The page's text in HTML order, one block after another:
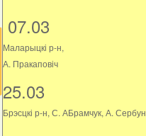
07.03
Маларыцкі р-н,
А. Пракаповіч
25.03
Брэсцкі р-н, С. АБрамчук, А. Сербун